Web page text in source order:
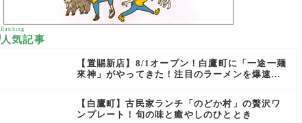
Ranking
人気記事
【置賜新店】8/1オープン！白鷹町に「一途一麺
來神」がやってきた！注目のラーメンを爆速実
【白鷹町】古民家ランチ「のどか村」の贅沢ワ
ンプレート！旬の味と癒やしのひととき